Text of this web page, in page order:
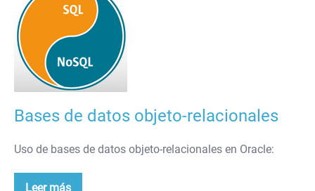
de
datos
objeto-
relacionales
Bases de datos objeto-relacionales
Uso de bases de datos objeto-relacionales en Oracle:
Leer más